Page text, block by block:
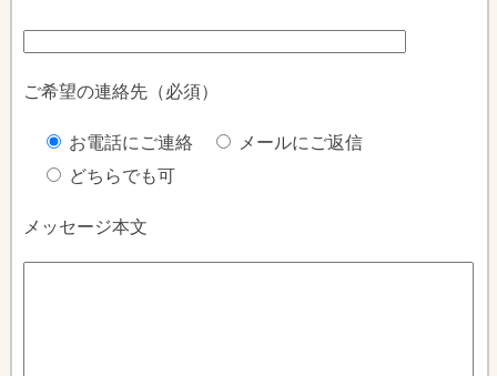
ご希望の連絡先（必須）
お電話にご連絡
メールにご返信
どちらでも可
メッセージ本文